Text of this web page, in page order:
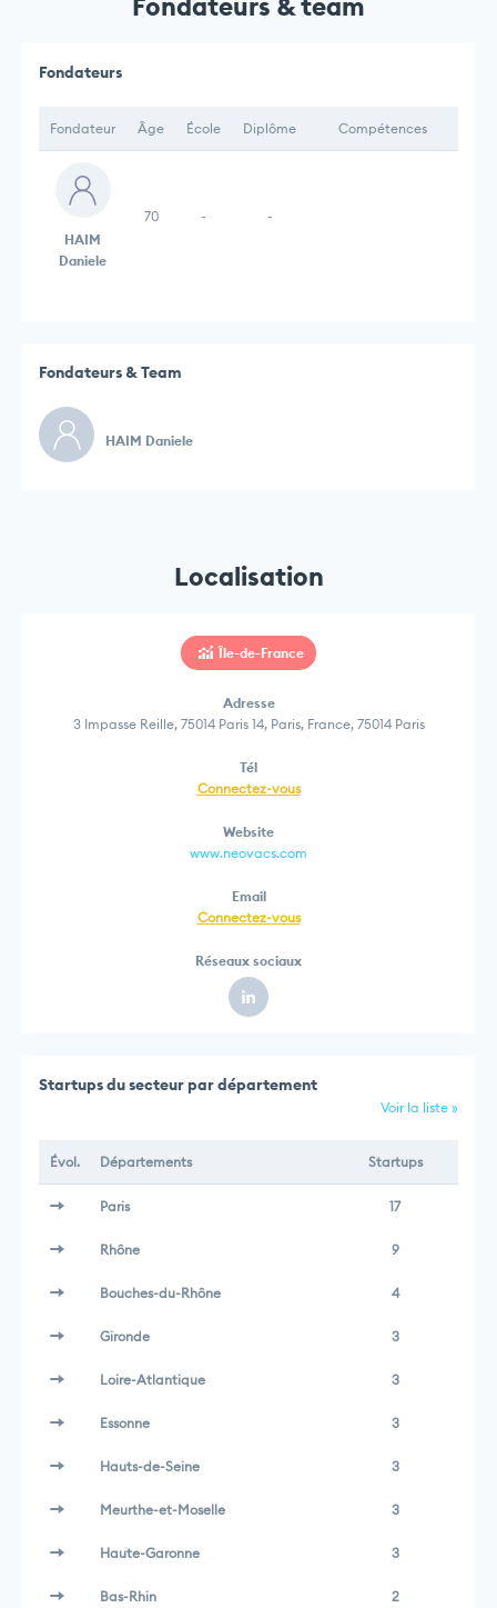
Fondateurs & team
Fondateurs
Fondateur Âge École Diplôme Compétences
HAIM
Daniele
70 - -
Fondateurs & Team
HAIM Daniele
Localisation
Île-de-France
Adresse
3 Impasse Reille, 75014 Paris 14, Paris, France, 75014 Paris
Tél
Connectez-vous
Website
www.neovacs.com
Email
Connectez-vous
Réseaux sociaux
Startups du secteur par département
Voir la liste »
Évol. Départements Startups
Paris 17
Rhône 9
Bouches-du-Rhône 4
Gironde 3
Loire-Atlantique 3
Essonne 3
Hauts-de-Seine 3
Meurthe-et-Moselle 3
Haute-Garonne 3
Bas-Rhin 2